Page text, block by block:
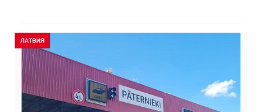
ЛАТВИЯ